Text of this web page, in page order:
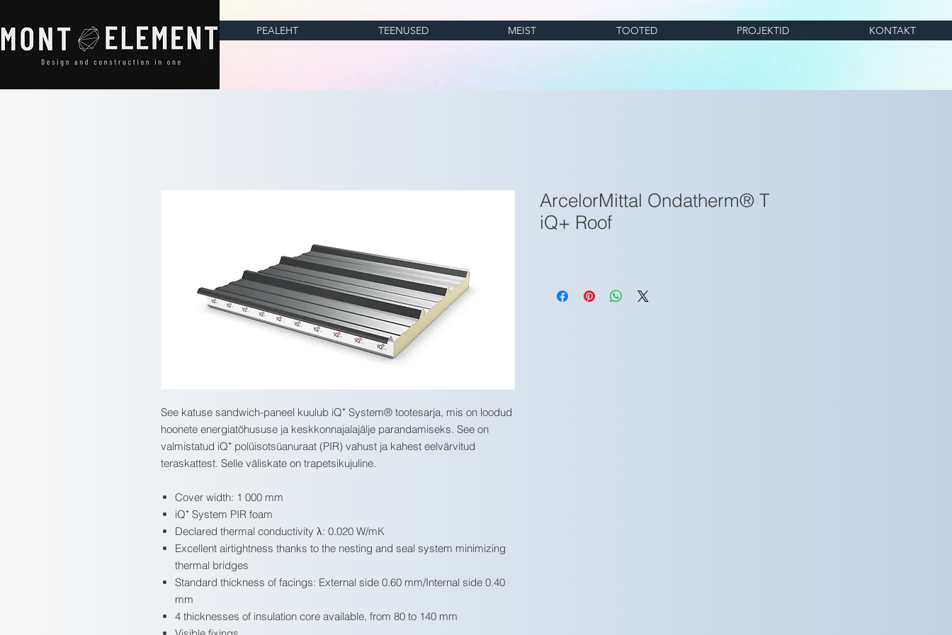
PEALEHT TEENUSED MEIST TOOTED PROJEKTID KONTAKT
See katuse sandwich-paneel kuulub iQ⁺ System® tootesarja, mis on loodud
hoonete energiatõhususe ja keskkonnajalajälje parandamiseks. See on
valmistatud iQ⁺ polüisotsüanuraat (PIR) vahust ja kahest eelvärvitud
teraskattest. Selle väliskate on trapetsikujuline.
Cover width: 1 000 mm
iQ⁺ System PIR foam
Declared thermal conductivity λ: 0.020 W/mK
Excellent airtightness thanks to the nesting and seal system minimizing
thermal bridges
Standard thickness of facings: External side 0.60 mm/Internal side 0.40
mm
4 thicknesses of insulation core available, from 80 to 140 mm
ArcelorMittal Ondatherm® T
iQ+ Roof